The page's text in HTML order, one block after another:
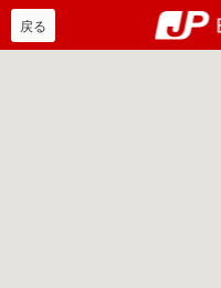
戻る